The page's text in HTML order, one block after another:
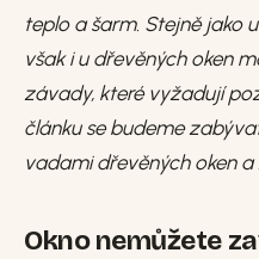
teplo a šarm. Stejně jako
však i u dřevěných oken
závady, které vyžadují
článku se budeme
vadami dřevěných oken a
Okno nemůžete